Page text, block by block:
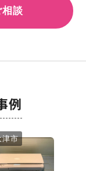
談
例
津市